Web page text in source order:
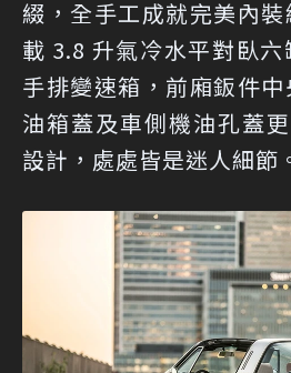
綴，全手工成就完美內
載 3.8 升氣冷水平對臥
手排變速箱，前廂鈑件
油箱蓋及車側機油孔蓋
設計，處處皆是迷人細節